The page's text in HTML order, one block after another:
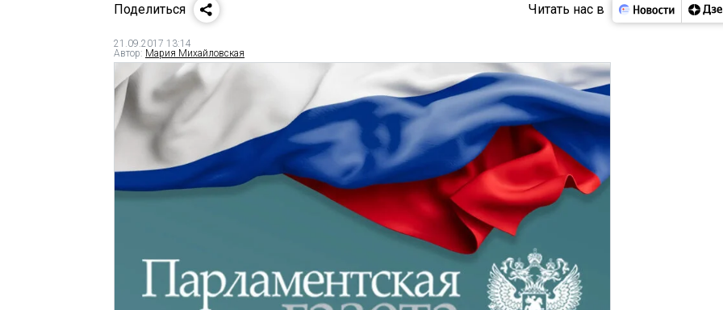
Поделиться Читать нас в
21.09.2017 13:14
Автор: Мария Михайловская